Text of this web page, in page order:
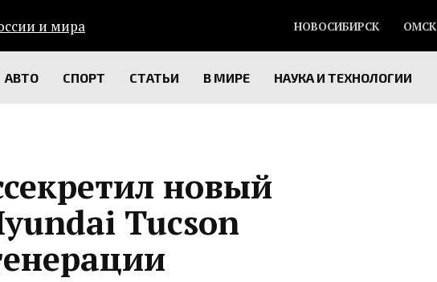
НОВОСИБИРСК ОМСК
АВТО СПОРТ СТАТЬИ В МИРЕ НАУКА И ТЕХНОЛОГИИ
новый
Tucson